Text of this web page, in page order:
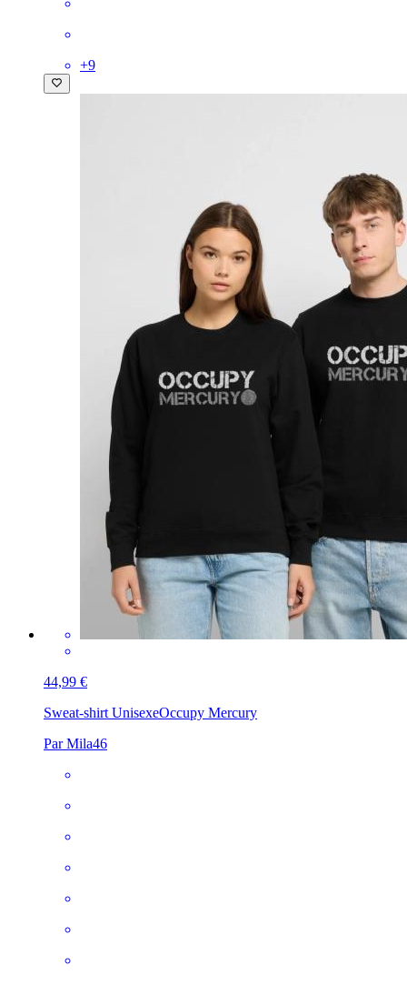
+9
44,99 €
Sweat-shirt UnisexeOccupy Mercury
Par Mila46